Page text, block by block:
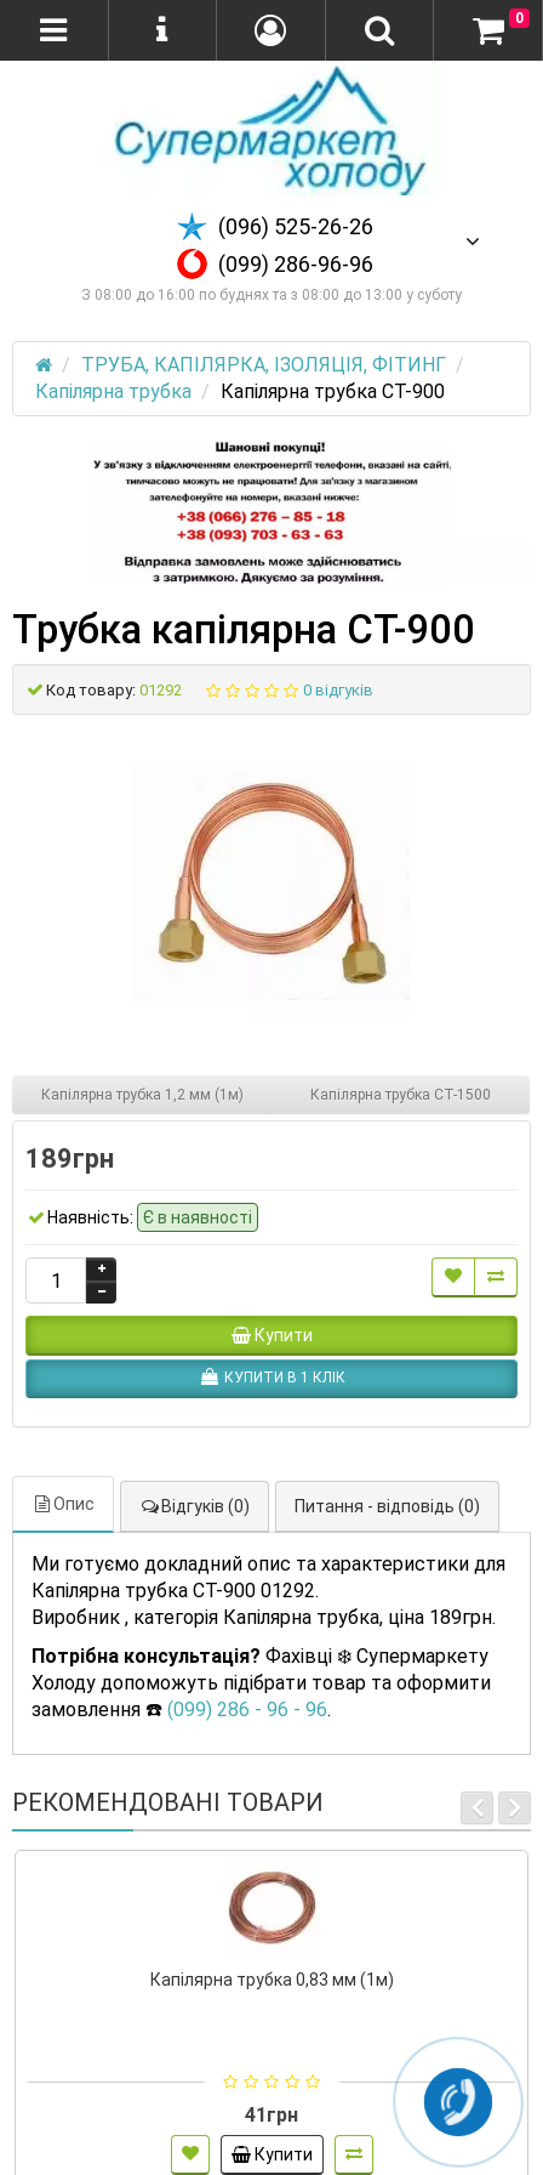
(096) 525-26-26
(099) 286-96-96
З 08:00 до 16:00 по буднях та з 08:00 до 13:00 у суботу
0
ТРУБА, КАПІЛЯРКА, ІЗОЛЯЦІЯ, ФІТИНГ
Капілярна трубка
Капілярна трубка СТ-900
Трубка капілярна СТ-900
Код товару: 01292 0 відгуків
Капілярна трубка 1,2 мм (1м) Капілярна трубка СТ-1500
189грн
Наявність: Є в наявності
Купити
КУПИТИ В 1 КЛІК
Опис Відгуків (0) Питання - відповідь (0)
Ми готуємо докладний опис та характеристики для
Капілярна трубка СТ-900 01292.
Виробник , категорія Капілярна трубка, ціна 189грн.
Потрібна консультація? Фахівці ❄️ Супермаркету
Холоду допоможуть підібрати товар та оформити
замовлення ☎️ (099) 286 - 96 - 96.
РЕКОМЕНДОВАНІ ТОВАРИ
Капілярна трубка 0,83 мм (1м)
41грн
Купити